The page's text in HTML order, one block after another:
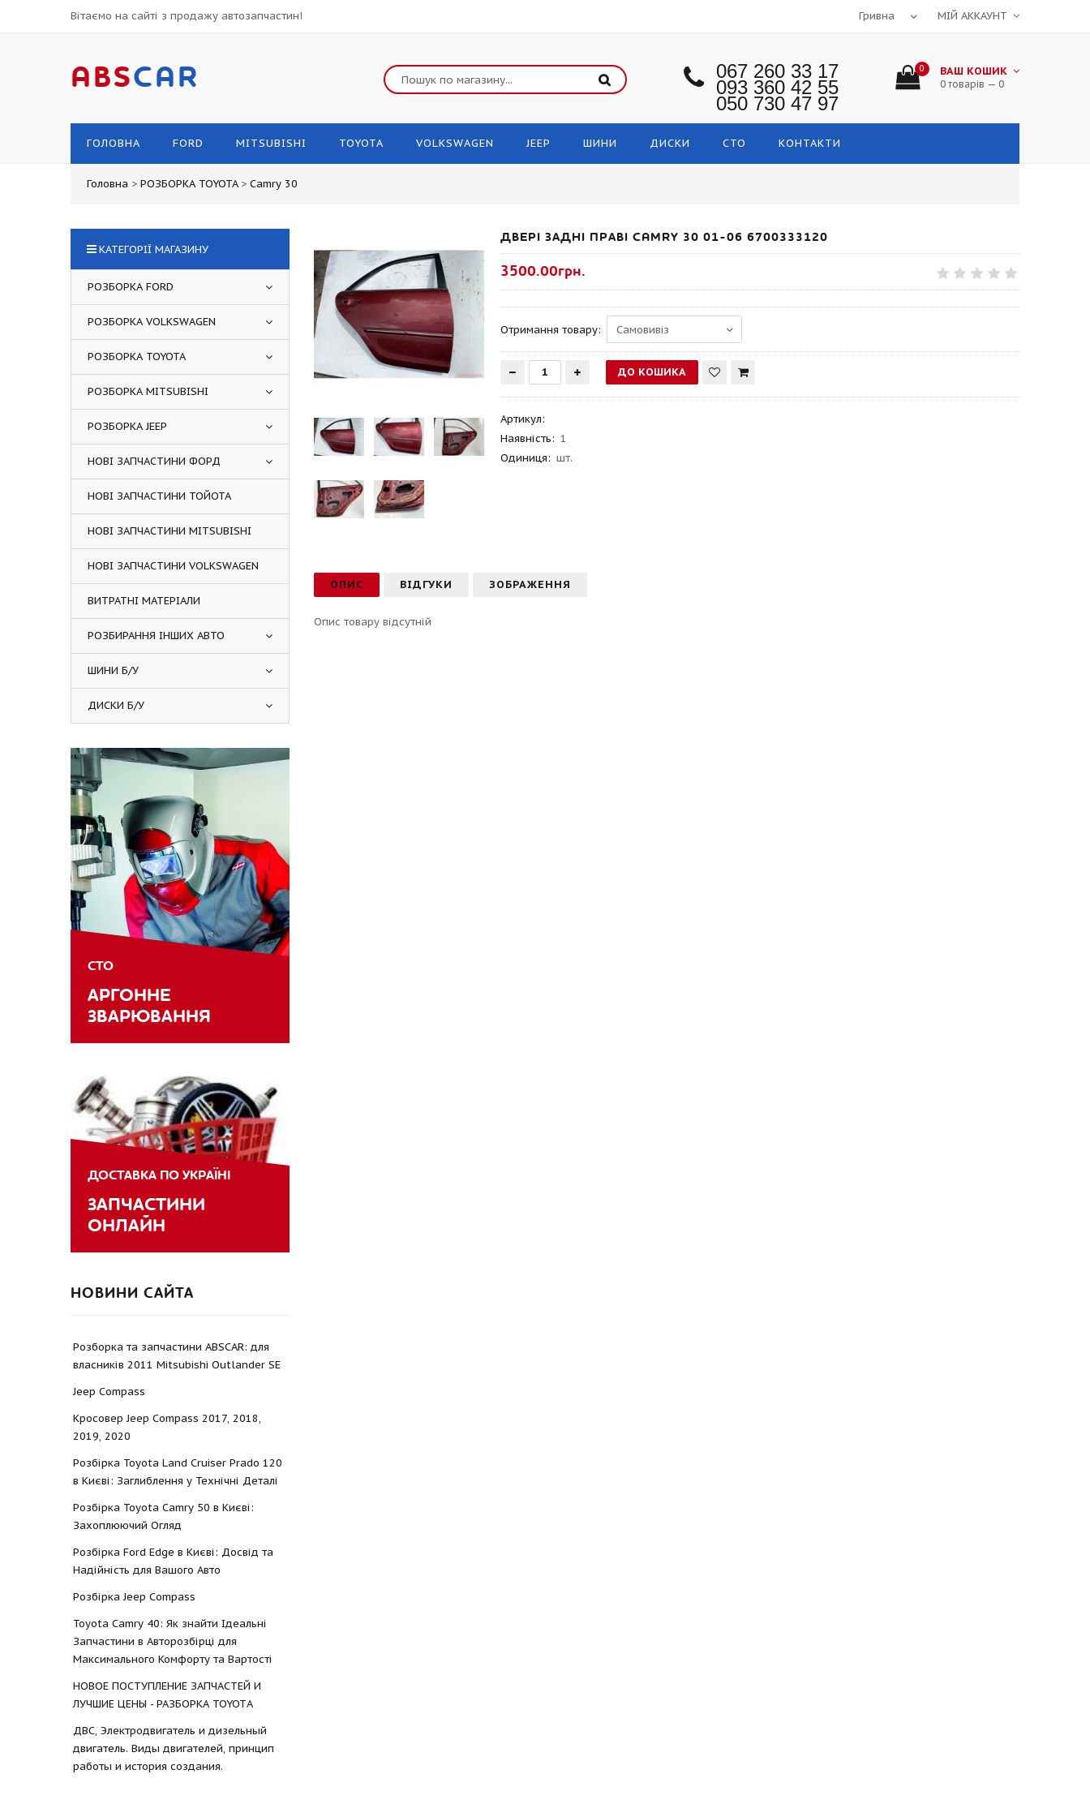
Вітаємо на сайті з продажу автозапчастин! МІЙ АККАУНТ
ABSCAR 067 260 33 17
093 360 42 55
050 730 47 97
0 ВАШ КОШИК
0 товарів — 0
ГОЛОВНА FORD MITSUBISHI TOYOTA VOLKSWAGEN JEEP ШИНИ ДИСКИ СТО КОНТАКТИ
Головна > РОЗБОРКА TOYOTA > Camry 30
ДВЕРІ ЗАДНІ ПРАВІ CAMRY 30 01-06 6700333120
3500.00грн.
Отримання товару:
Артикул:
Наявність: 1
Одиниця: шт.
ОПИС ВІДГУКИ ЗОБРАЖЕННЯ
Опис товару відсутній
КАТЕГОРІЇ МАГАЗИНУ
РОЗБОРКА FORD
РОЗБОРКА VOLKSWAGEN
РОЗБОРКА TOYOTA
РОЗБОРКА MITSUBISHI
РОЗБОРКА JEEP
НОВІ ЗАПЧАСТИНИ ФОРД
НОВІ ЗАПЧАСТИНИ ТОЙОТА
НОВІ ЗАПЧАСТИНИ MITSUBISHI
НОВІ ЗАПЧАСТИНИ VOLKSWAGEN
ВИТРАТНІ МАТЕРІАЛИ
РОЗБИРАННЯ ІНШИХ АВТО
ШИНИ Б/У
ДИСКИ Б/У
СТО
АРГОННЕ
ЗВАРЮВАННЯ
ДОСТАВКА ПО УКРАЇНІ
ЗАПЧАСТИНИ
ОНЛАЙН
НОВИНИ САЙТА
Розборка та запчастини ABSCAR: для
власників 2011 Mitsubishi Outlander SE
Jeep Compass
Кросовер Jeep Compass 2017, 2018,
2019, 2020
Розбірка Toyota Land Cruiser Prado 120
в Києві: Заглиблення у Технічні Деталі
Розбірка Toyota Camry 50 в Києві:
Захоплюючий Огляд
Розбірка Ford Edge в Києві: Досвід та
Надійність для Вашого Авто
Розбірка Jeep Compass
Toyota Camry 40: Як знайти Ідеальні
Запчастини в Авторозбірці для
Максимального Комфорту та Вартості
НОВОЕ ПОСТУПЛЕНИЕ ЗАПЧАСТЕЙ И
ЛУЧШИЕ ЦЕНЫ - РАЗБОРКА TOYOTА
ДВС, Электродвигатель и дизельный
двигатель. Виды двигателей, принцип
работы и история создания.